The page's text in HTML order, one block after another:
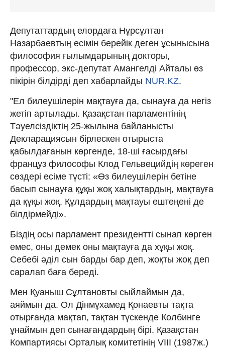
Депутаттардың елордаға Нұрсұлтан
Назарбаевтың есімін берейік деген ұсынысына
философия ғылымдарының докторы,
профессор, экс-депутат Амангелді Айталы өз
пікірін білдірді деп хабарлайды NUR.KZ.
"Ел билеушілерін мақтауға да, сынауға да негіз
жетіп артылады. Қазақстан парламентінің
Тәуелсіздіктің 25-жылына байланысты
Декларациясын бірлескен отырыста
қабылдағанын көргенде, 18-ші ғасырдағы
француз философы Клод Гельвецийдің көреген
сөздері есіме түсті: «Өз билеушілерін бетіне
басып сынауға құқы жоқ халықтардың, мақтауға
да құқы жоқ. Құлдардың мақтауы ештеңені де
білдірмейді».
Біздің осы парламент президентті сынап көрген
емес, оны демек оны мақтауға да хұқы жоқ.
Себебі әділ сын барды бар деп, жоқты жоқ деп
саралап баға береді.
Мен Қуаныш Сұлтановты сыйлаймын да,
аяймын да. Ол Дінмұхамед Қонаевты тақта
отырғанда мақтап, тақтан түскенде Колбинге
ұнаймын деп сынағандардың бірі. Қазақстан
Компартиясы Орталық комитетінің VІІІ (1987ж.)